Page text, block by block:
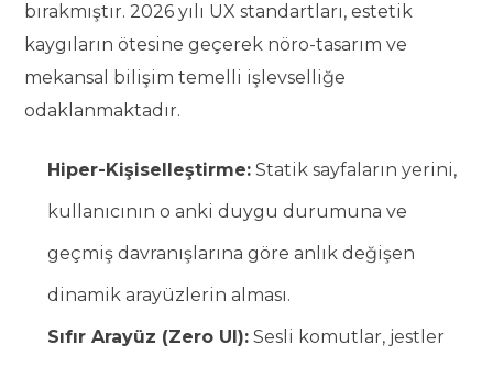
bırakmıştır. 2026 yılı UX standartları, estetik
kaygıların ötesine geçerek nöro-tasarım ve
mekansal bilişim temelli işlevselliğe
odaklanmaktadır.
Hiper-Kişiselleştirme: Statik sayfaların yerini,
kullanıcının o anki duygu durumuna ve
geçmiş davranışlarına göre anlık değişen
dinamik arayüzlerin alması.
Sıfır Arayüz (Zero UI): Sesli komutlar, jestler